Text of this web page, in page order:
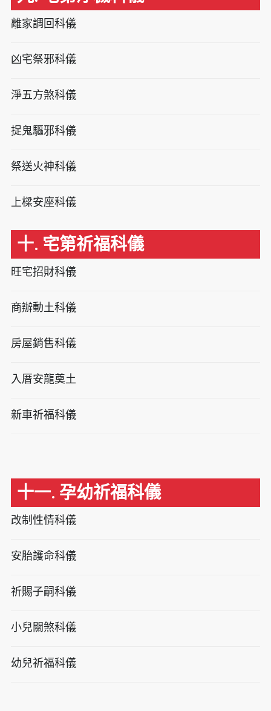
離家調回科儀
凶宅祭邪科儀
淨五方煞科儀
捉鬼驅邪科儀
祭送火神科儀
上樑安座科儀
十. 宅第祈福科儀
旺宅招財科儀
商辦動土科儀
房屋銷售科儀
入厝安龍奠土
新車祈福科儀
十一. 孕幼祈福科儀
改制性情科儀
安胎護命科儀
祈賜子嗣科儀
小兒關煞科儀
幼兒祈福科儀